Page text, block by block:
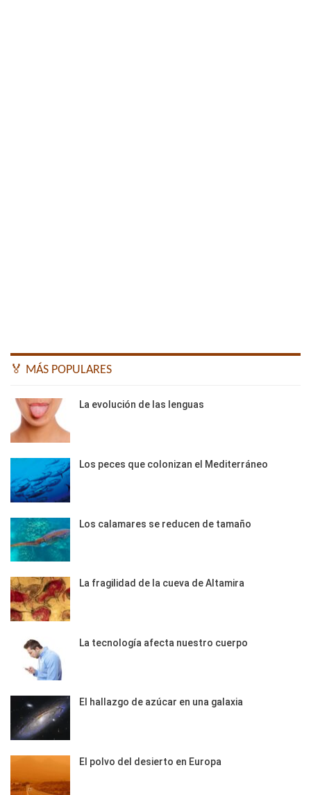
🏅 MÁS POPULARES
La evolución de las lenguas
Los peces que colonizan el Mediterráneo
Los calamares se reducen de tamaño
La fragilidad de la cueva de Altamira
La tecnología afecta nuestro cuerpo
El hallazgo de azúcar en una galaxia
El polvo del desierto en Europa